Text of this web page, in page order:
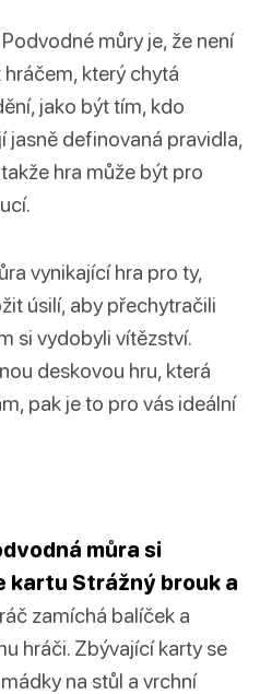
můry je, že není
který chytá
jako být tím, kdo
jasně definovaná pravidla,
hra může být pro
vynikající hra pro ty,
úsilí, aby přechytračili
si vydobyli vítězství.
deskovou hru, která
pak je to pro vás ideální
můra si
kartu Strážný brouk a
zamíchá balíček a
hráči. Zbývající karty se
na stůl a vrchní